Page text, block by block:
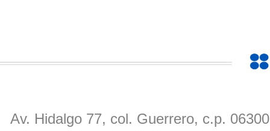
Av. Hidalgo 77, col. Guerrero, c.p.